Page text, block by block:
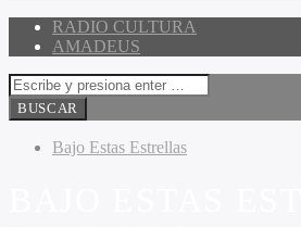
RADIO CULTURA
AMADEUS
Bajo Estas Estrellas